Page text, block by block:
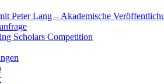
Peter Lang – Akademische
Scholars Competition